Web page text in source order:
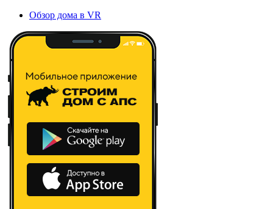
Обзор дома в VR